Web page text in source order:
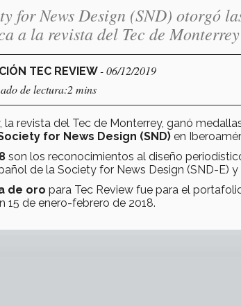
for News Design (SND) otorgó
a la revista del Tec de Monterrey
TEC REVIEW- 06/12/2019
de lectura:2 mins
la revista del Tec de Monterrey, ganó
for News Design (SND) en
son los reconocimientos al diseño
de la Society for News Design (SND-E) y
de oro para Tec Review fue para el
15 de enero-febrero de 2018.